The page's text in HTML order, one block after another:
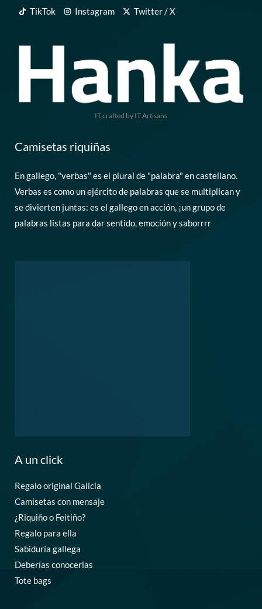
TikTok Instagram Twitter / X
IT crafted by IT Artisans
Camisetas riquiñas
En gallego, "verbas" es el plural de "palabra" en castellano.
Verbas es como un ejército de palabras que se multiplican y
se divierten juntas: es el gallego en acción, ¡un grupo de
palabras listas para dar sentido, emoción y saborrrr
A un click
Regalo original Galicia
Camisetas con mensaje
¿Riquiño o Feitiño?
Regalo para ella
Sabiduría gallega
Deberías conocerlas
Tote bags